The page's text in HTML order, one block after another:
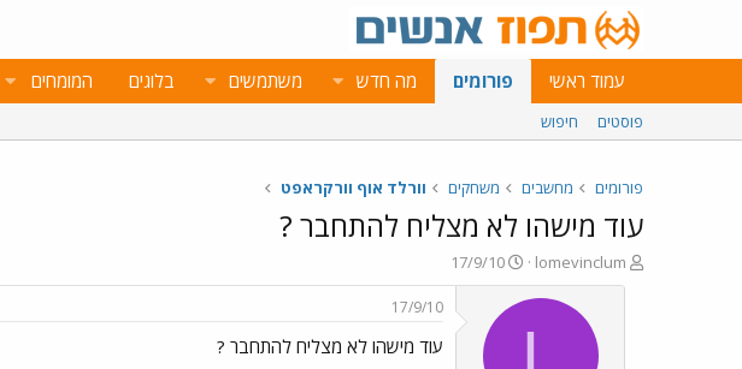
עמוד ראשי פורומים מה חדש משתמשים בלוגים המומחים
פוסטים חיפוש
פורומים מחשבים משחקים וורלד אוף וורקראפט
עוד מישהו לא מצליח להתחבר ?
פ
ו
lomevinclum
פ
ו
ס
17/9/10
17/9/10
עוד מישהו לא מצליח להתחבר ?